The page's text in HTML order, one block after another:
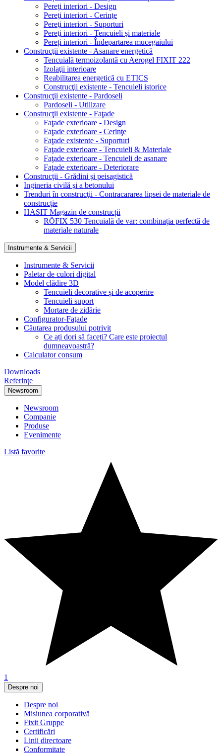
Pereţi interiori - Design
Pereţi interiori - Cerinţe
Pereţi interiori - Suporturi
Pereţi interiori - Tencuieli şi materiale
Pereți interiori - Îndepartarea mucegaiului
Construcţii existente - Asanare energetică
Tencuială termoizolantă cu Aerogel FIXIT 222
Izolaţii interioare
Reabilitarea energetică cu ETICS
Construcţii existente - Tencuieli istorice
Construcţii existente - Pardoseli
Pardoseli - Utilizare
Construcţii existente - Faţade
Faţade exterioare - Design
Faţade exterioare - Cerinţe
Faţade existente - Suporturi
Faţade exterioare - Tencuieli & Materiale
Faţade exterioare - Tencuieli de asanare
Faţade exterioare - Deteriorare
Construcţii - Grădini şi peisagistică
Ingineria civilă şi a betonului
Trenduri în construcţii - Contracararea lipsei de materiale de
construcție
HASIT Magazin de construcții
RÖFIX 530 Tencuială de var: combinația perfectă de
materiale naturale
Instrumente & Servicii
Instrumente & Servicii
Paletar de culori digital
Model clădire 3D
Tencuieli decorative și de acoperire
Tencuieli suport
Mortare de zidărie
Configurator-Faţade
Căutarea produsului potrivit
Ce ați dori să faceți? Care este proiectul
dumneavoastră?
Calculator consum
Downloads
Referinţe
Newsroom
Newsroom
Companie
Produse
Evenimente
Listă favorite
1
Despre noi
Despre noi
Misiunea corporativă
Fixit Gruppe
Certificări
Linii directoare
Conformitate